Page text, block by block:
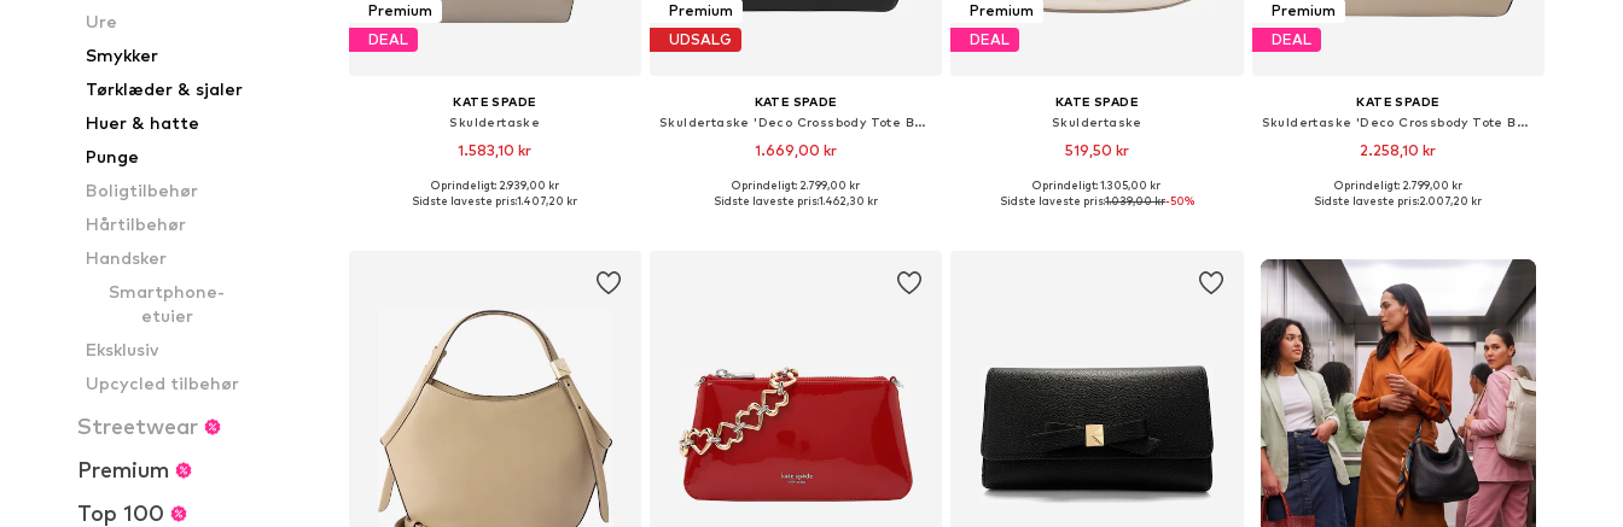
Ure
Smykker
Tørklæder & sjaler
Huer & hatte
Punge
Boligtilbehør
Hårtilbehør
Handsker
Smartphone-
etuier
Eksklusiv
Upcycled tilbehør
Streetwear
Premium
Top 100
Premium
DEAL
KATE SPADE
Skuldertaske
1.583,10 kr
Tilgængelige størrelser: One Size
Oprindeligt: 2.939,00 kr
Sidste laveste pris:1.407,20 kr
Premium
UDSALG
KATE SPADE
Skuldertaske 'Deco Crossbody Tote Bag'
1.669,00 kr
Tilgængelige størrelser: One Size
Oprindeligt: 2.799,00 kr
Sidste laveste pris:1.462,30 kr
Premium
DEAL
KATE SPADE
Skuldertaske
519,50 kr
Tilgængelige størrelser: One Size
Oprindeligt: 1.305,00 kr
Sidste laveste pris:1.039,00 kr-50%
Premium
DEAL
KATE SPADE
Skuldertaske 'Deco Crossbody Tote Bag'
2.258,10 kr
Tilgængelige størrelser: One Size
Oprindeligt: 2.799,00 kr
Sidste laveste pris:2.007,20 kr